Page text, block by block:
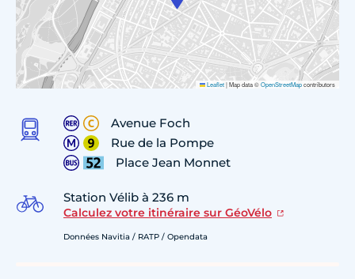
Leaflet|Map data ©OpenStreetMapcontributors
Avenue Foch
Rue de la Pompe
Place Jean Monnet
Station Vélib à 236 m
Calculez votre itinéraire sur GéoVélo
Données Navitia / RATP / Opendata